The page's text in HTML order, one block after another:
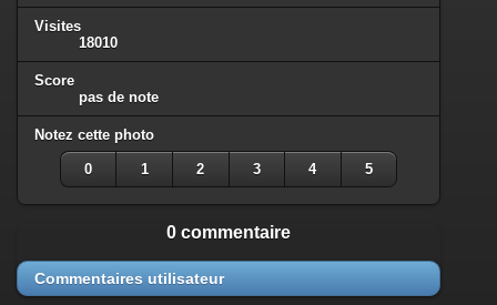
Visites
18010
Score
pas de note
Notez cette photo
0 1 2 3 4 5
0 commentaire
Commentaires utilisateur